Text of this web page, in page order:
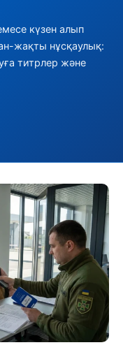
күзен алып
жақты нұсқаулық:
титрлер және